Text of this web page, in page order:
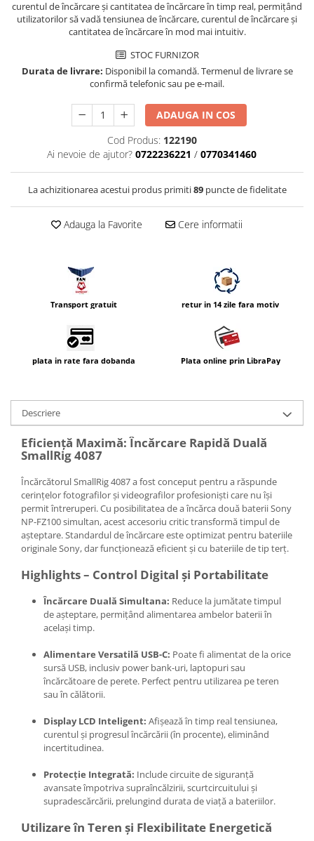
Vizor
Accesorii diverse
curentul de încărcare și cantitatea de încărcare în timp real, permițând
utilizatorilor să vadă tensiunea de încărcare, curentul de încărcare și
cantitatea de încărcare în mod mai intuitiv.
STOC FURNIZOR
Durata de livrare: Disponibil la comandă. Termenul de livrare se
confirmă telefonic sau pe e-mail.
ADAUGA IN COS
Cod Produs: 122190
Ai nevoie de ajutor? 0722236221 / 0770341460
La achizitionarea acestui produs primiti89puncte de fidelitate
Adauga la Favorite Cere informatii
Transport gratuit retur in 14 zile fara motiv
plata in rate fara dobanda Plata online prin LibraPay
Descriere
Eficiență Maximă: Încărcare Rapidă Duală
SmallRig 4087
Încărcătorul SmallRig 4087 a fost conceput pentru a răspunde
cerințelor fotografilor și videografilor profesioniști care nu își
permit întreruperi. Cu posibilitatea de a încărca două baterii Sony
NP-FZ100 simultan, acest accesoriu critic transformă timpul de
așteptare. Standardul de încărcare este optimizat pentru bateriile
originale Sony, dar funcționează eficient și cu bateriile de tip terț.
Highlights – Control Digital și Portabilitate
Încărcare Duală Simultana: Reduce la jumătate timpul
de așteptare, permițând alimentarea ambelor baterii în
același timp.
Alimentare Versatilă USB-C: Poate fi alimentat de la orice
sursă USB, inclusiv power bank-uri, laptopuri sau
încărcătoare de perete. Perfect pentru utilizarea pe teren
sau în călătorii.
Display LCD Inteligent: Afișează în timp real tensiunea,
curentul și progresul încărcării (în procente), eliminând
incertitudinea.
Protecție Integrată: Include circuite de siguranță
avansate împotriva supraîncălzirii, scurtcircuitului și
supradescărcării, prelungind durata de viață a bateriilor.
Utilizare în Teren și Flexibilitate Energetică